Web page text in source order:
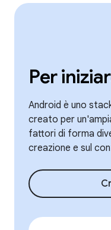
Per
Android è uno
creato per
fattori di forma
creazione e sul